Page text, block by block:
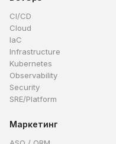
CI/CD
Cloud
IaC
Infrastructure
Kubernetes
Observability
Security
SRE/Platform
Маркетинг